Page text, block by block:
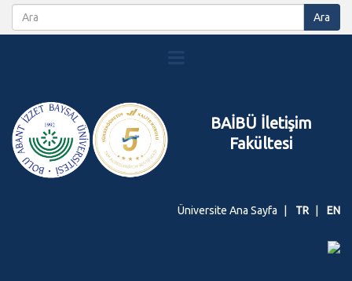
BAİBÜ İletişim
Fakültesi
Üniversite Ana Sayfa TR EN